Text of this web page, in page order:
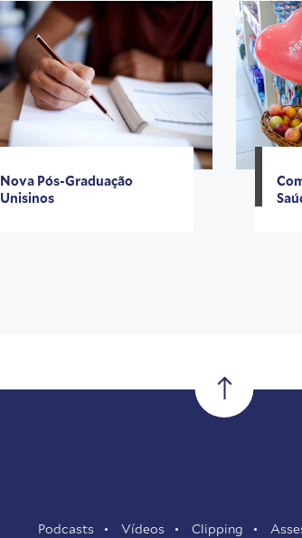
Nova Pós-Graduação
Unisinos
Podcasts Vídeos Clipping